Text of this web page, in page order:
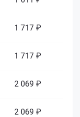
1 717 ₽
1 717 ₽
2 069 ₽
2 069 ₽